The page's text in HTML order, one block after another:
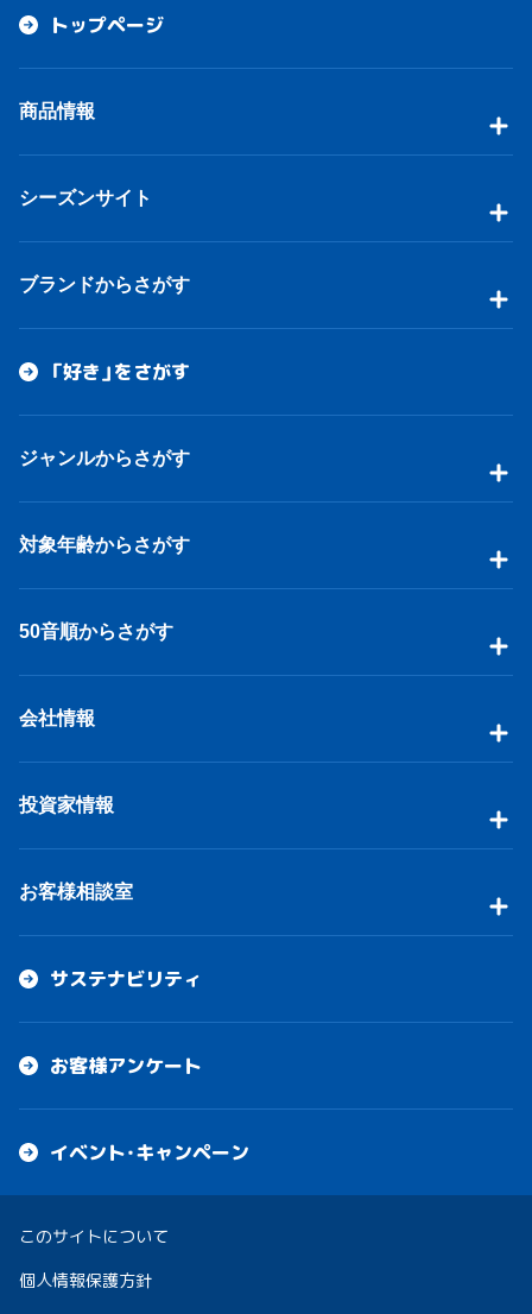
トップページ
商品情報
シーズンサイト
ブランドからさがす
「好き」をさがす
ジャンルからさがす
対象年齢からさがす
50音順からさがす
会社情報
投資家情報
お客様相談室
サステナビリティ
お客様アンケート
イベント・キャンペーン
このサイトについて
個人情報保護方針